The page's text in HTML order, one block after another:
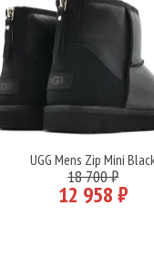
Подробнее
UGG Mens Zip Mini
18 700 ₽
12 958 ₽